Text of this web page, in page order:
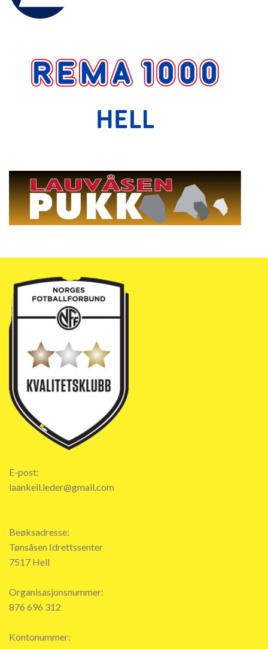
E-post:
laankeil.leder@gmail.com
Beøksadresse:
Tønsåsen Idrettssenter
7517 Hell
Organisasjonsnummer:
876 696 312
Kontonummer: